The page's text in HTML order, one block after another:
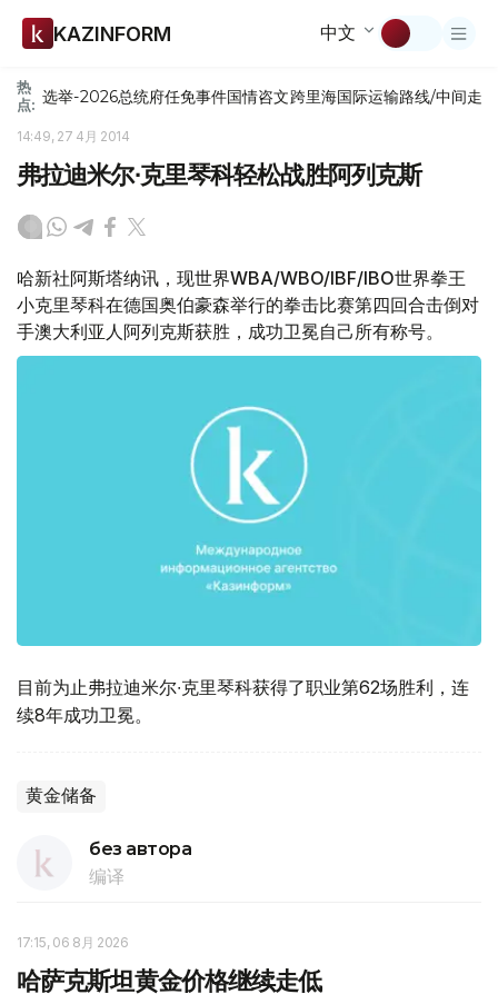
KAZINFORM 中文
热
点: 选举-2026总统府任免事件国情咨文跨里海国际运输路线/中间走廊
14:49, 27 4月 2014
弗拉迪米尔∙克里琴科轻松战胜阿列克斯
哈新社阿斯塔纳讯，现世界WBA/WBO/IBF/IBO世界拳王
小克里琴科在德国奥伯豪森举行的拳击比赛第四回合击倒对
手澳大利亚人阿列克斯获胜，成功卫冕自己所有称号。
目前为止弗拉迪米尔∙克里琴科获得了职业第62场胜利，连
续8年成功卫冕。
黄金储备
без автора
编译
17:15, 06 8月 2026
哈萨克斯坦黄金价格继续走低